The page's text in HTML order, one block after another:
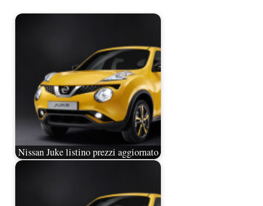
Nissan Juke listino prezzi aggiornato